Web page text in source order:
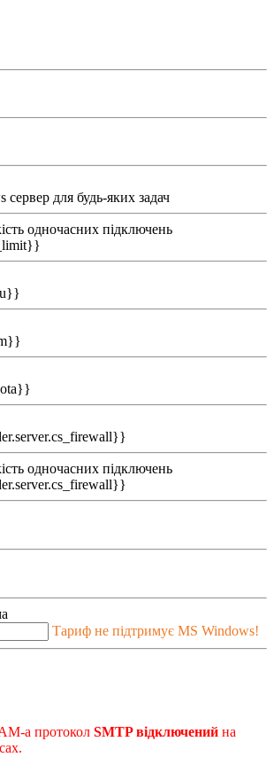
для будь-яких задач
одночасних підключень
одночасних підключень
Тариф не підтримує MS Windows!
а протокол SMTP відключений на